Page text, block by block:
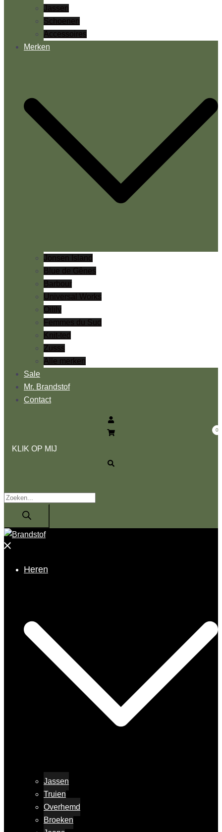
Jassen
Schoenen
Accessoires
Merken
Jonsen Island
Blue de Gênes
Barbour
Universal Works
Oilily
Femmes du Sud
Knit-ted
Zusss
Alle merken
Sale
Mr. Brandstof
Contact
0
KLIK OP MIJ
Producten
zoeken
Menu
Heren
Jassen
Truien
Overhemd
Broeken